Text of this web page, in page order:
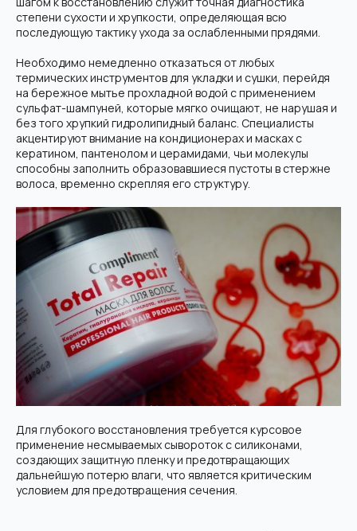
степени сухости и хрупкости, определяющая всю
последующую тактику ухода за ослабленными прядями.
Необходимо немедленно отказаться от любых
термических инструментов для укладки и сушки, перейдя
на бережное мытье прохладной водой с применением
сульфат-шампуней, которые мягко очищают, не нарушая и
без того хрупкий гидролипидный баланс. Специалисты
акцентируют внимание на кондиционерах и масках с
кератином, пантенолом и церамидами, чьи молекулы
способны заполнить образовавшиеся пустоты в стержне
волоса, временно скрепляя его структуру.
Для глубокого восстановления требуется курсовое
применение несмываемых сывороток с силиконами,
создающих защитную пленку и предотвращающих
дальнейшую потерю влаги, что является критическим
условием для предотвращения сечения.